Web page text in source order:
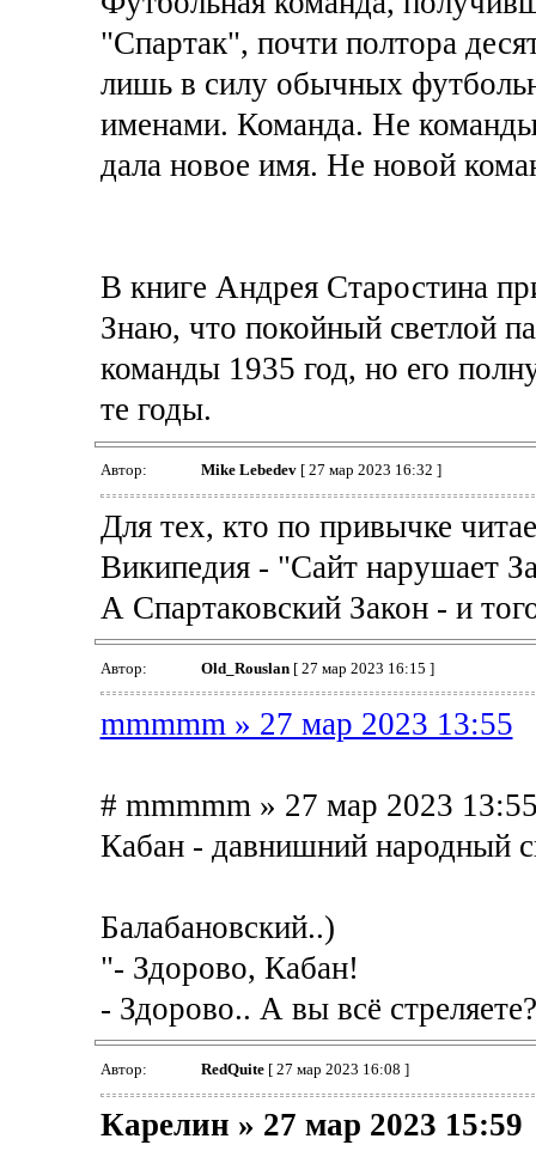
"Спартак", почти полтора
лишь в силу обычных
именами. Команда. Не
дала новое имя. Не новой
В книге Андрея Старостина
Знаю, что покойный светлой
команды 1935 год, но его
те годы.
Автор: Mike Lebedev[ 27 мар 2023 16:32 ]
Для тех, кто по привычке
Википедия - "Сайт нарушает
А Спартаковский Закон - и
Автор: Old_Rouslan[ 27 мар 2023 16:15 ]
mmmmm » 27 мар 2023 13:55
# mmmmm » 27 мар 2023
Кабан - давнишний народный
Балабановский..)
"- Здорово, Кабан!
- Здорово.. А вы всё
Автор: RedQuite[ 27 мар 2023 16:08 ]
Карелин » 27 мар 2023 15:59